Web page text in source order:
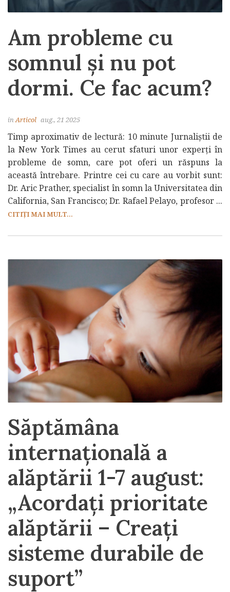
Am probleme cu
somnul și nu pot
dormi. Ce fac acum?
inArticol aug., 21 2025
Timp aproximativ de lectură: 10 minute Jurnaliștii de
la New York Times au cerut sfaturi unor experți în
probleme de somn, care pot oferi un răspuns la
această întrebare. Printre cei cu care au vorbit sunt:
Dr. Aric Prather, specialist în somn la Universitatea din
California, San Francisco; Dr. Rafael Pelayo, profesor ...
CITIȚI MAI MULT...
Săptămâna
internațională a
alăptării 1-7 august:
„Acordați prioritate
alăptării – Creați
sisteme durabile de
suport”